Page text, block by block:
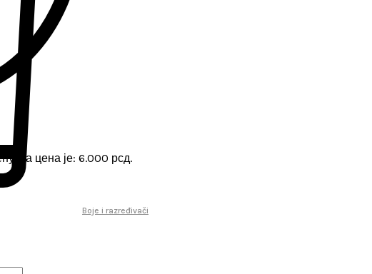
Boje i razređivači
цена је: 6.000 рсд.